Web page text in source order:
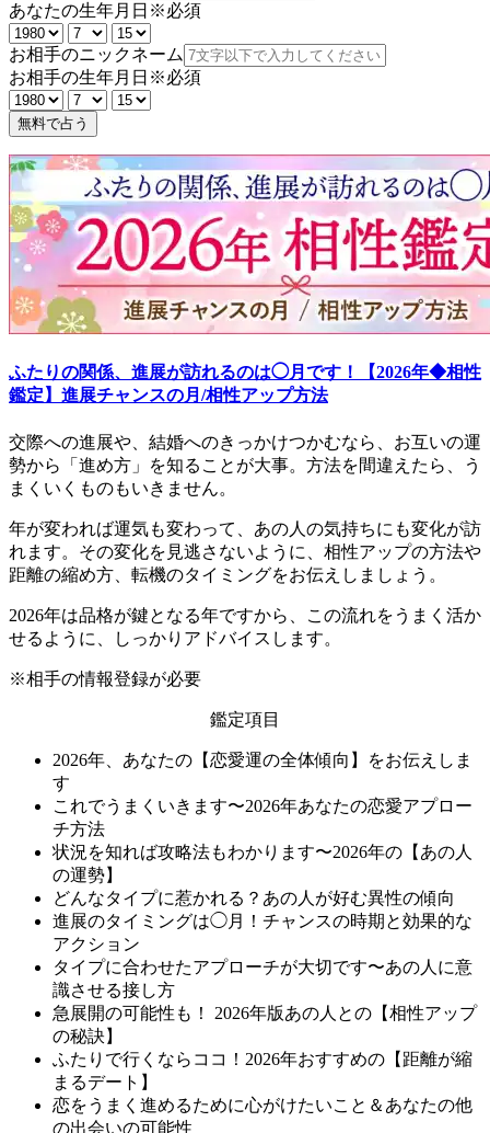
あなたの生年月日 ※必須
お相手のニックネーム
お相手の生年月日 ※必須
無料で占う
ふたりの関係、進展が訪れるのは◯月です！【2026年◆相性
鑑定】進展チャンスの月/相性アップ方法
交際への進展や、結婚へのきっかけつかむなら、お互いの運
勢から「進め方」を知ることが大事。方法を間違えたら、う
まくいくものもいきません。
年が変われば運気も変わって、あの人の気持ちにも変化が訪
れます。その変化を見逃さないように、相性アップの方法や
距離の縮め方、転機のタイミングをお伝えしましょう。
2026年は品格が鍵となる年ですから、この流れをうまく活か
せるように、しっかりアドバイスします。
※相手の情報登録が必要
鑑定項目
2026年、あなたの【恋愛運の全体傾向】をお伝えしま
す
これでうまくいきます〜2026年あなたの恋愛アプロー
チ方法
状況を知れば攻略法もわかります〜2026年の【あの人
の運勢】
どんなタイプに惹かれる？あの人が好む異性の傾向
進展のタイミングは◯月！チャンスの時期と効果的な
アクション
タイプに合わせたアプローチが大切です〜あの人に意
識させる接し方
急展開の可能性も！ 2026年版あの人との【相性アップ
の秘訣】
ふたりで行くならココ！2026年おすすめの【距離が縮
まるデート】
恋をうまく進めるために心がけたいこと＆あなたの他
の出会いの可能性